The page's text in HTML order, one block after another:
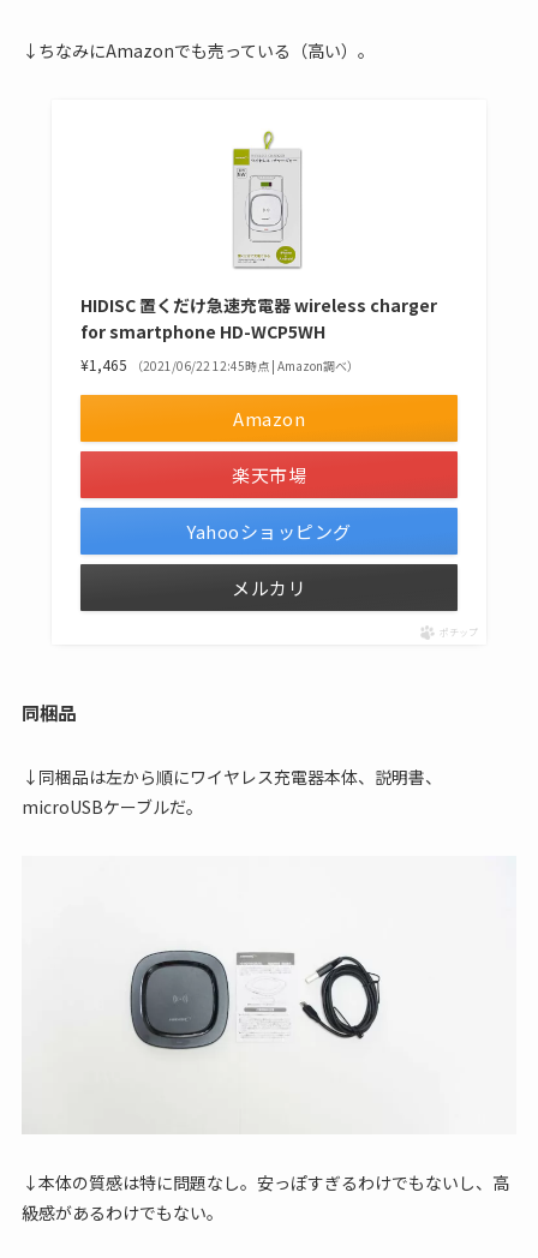
↓ちなみにAmazonでも売っている（高い）。
HIDISC 置くだけ急速充電器 wireless charger
for smartphone HD-WCP5WH
¥1,465 （2021/06/22 12:45時点 | Amazon調べ）
Amazon
楽天市場
Yahooショッピング
メルカリ
ポチップ
同梱品
↓同梱品は左から順にワイヤレス充電器本体、説明書、
microUSBケーブルだ。
↓本体の質感は特に問題なし。安っぽすぎるわけでもないし、高
級感があるわけでもない。